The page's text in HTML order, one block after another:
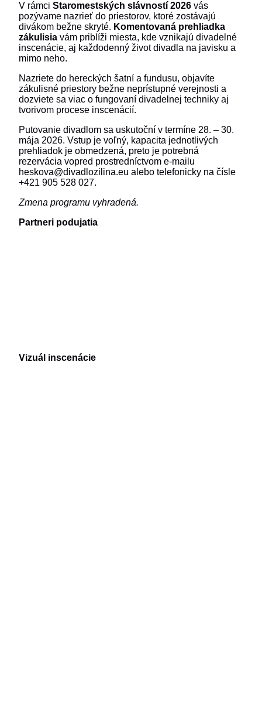
V rámci Staromestských slávností 2026 vás
pozývame nazrieť do priestorov, ktoré zostávajú
divákom bežne skryté. Komentovaná prehliadka
zákulisia vám priblíži miesta, kde vznikajú divadelné
inscenácie, aj každodenný život divadla na javisku a
mimo neho.
Nazriete do hereckých šatní a fundusu, objavíte
zákulisné priestory bežne neprístupné verejnosti a
dozviete sa viac o fungovaní divadelnej techniky aj
tvorivom procese inscenácií.
Putovanie divadlom sa uskutoční v termíne 28. – 30.
mája 2026. Vstup je voľný, kapacita jednotlivých
prehliadok je obmedzená, preto je potrebná
rezervácia vopred prostredníctvom e-mailu
heskova@divadlozilina.eu alebo telefonicky na čísle
+421 905 528 027.
Zmena programu vyhradená.
Partneri podujatia
Vizuál inscenácie